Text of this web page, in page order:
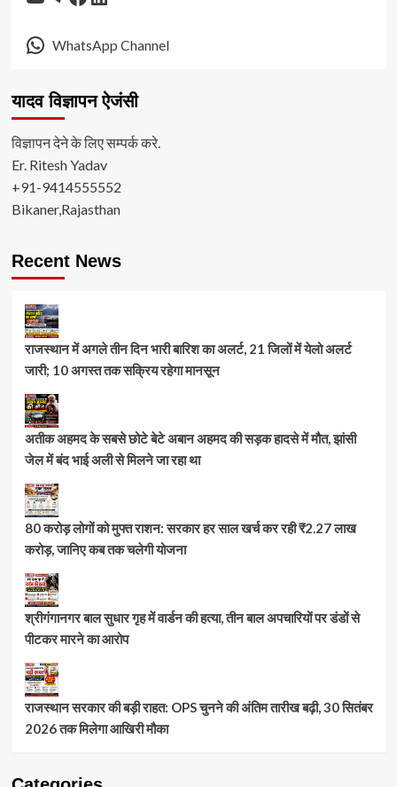
WhatsApp Channel
यादव विज्ञापन ऐजंसी
विज्ञापन देने के लिए सम्पर्क करे.
Er. Ritesh Yadav
+91-9414555552
Bikaner,Rajasthan
Recent News
राजस्थान में अगले तीन दिन भारी बारिश का अलर्ट, 21 जिलों में येलो अलर्ट
जारी; 10 अगस्त तक सक्रिय रहेगा मानसून
अतीक अहमद के सबसे छोटे बेटे अबान अहमद की सड़क हादसे में मौत, झांसी
जेल में बंद भाई अली से मिलने जा रहा था
80 करोड़ लोगों को मुफ्त राशन: सरकार हर साल खर्च कर रही ₹2.27 लाख
करोड़, जानिए कब तक चलेगी योजना
श्रीगंगानगर बाल सुधार गृह में वार्डन की हत्या, तीन बाल अपचारियों पर डंडों से
पीटकर मारने का आरोप
राजस्थान सरकार की बड़ी राहत: OPS चुनने की अंतिम तारीख बढ़ी, 30 सितंबर
2026 तक मिलेगा आखिरी मौका